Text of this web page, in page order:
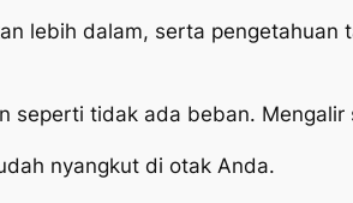
lebih dalam, serta pengetahuan
seperti tidak ada beban. Mengalir
nyangkut di otak Anda.